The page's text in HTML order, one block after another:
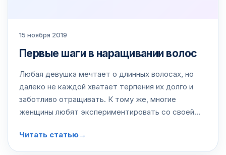
15 ноября 2019
Первые шаги в наращивании волос
Любая девушка мечтает о длинных волосах, но
далеко не каждой хватает терпения их долго и
заботливо отращивать. К тому же, многие
женщины любят экспериментировать со своей
неоднократно было замечено: почти каждая
потом…
Читать статью→